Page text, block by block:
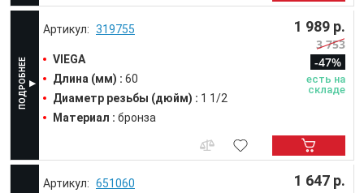
319755
VIEGA
Длина (мм) : 60
Диаметр резьбы (дюйм) : 1 1/2
Материал : бронза
1 989 р.
3 753
-47%
есть на
складе
651060 1 647 р.